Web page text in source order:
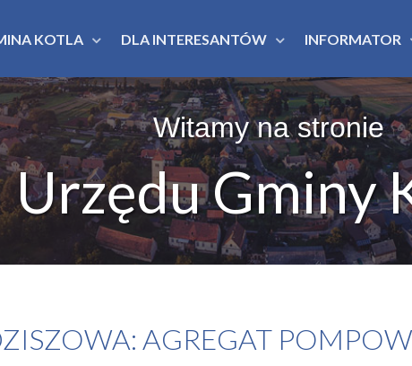
KOTLA DLA INTERESANTÓW INFORMATOR
Witamy na stronie
Urzędu Gminy
AGREGAT